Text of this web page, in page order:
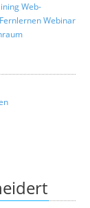
Web-
FernlernenWebinar